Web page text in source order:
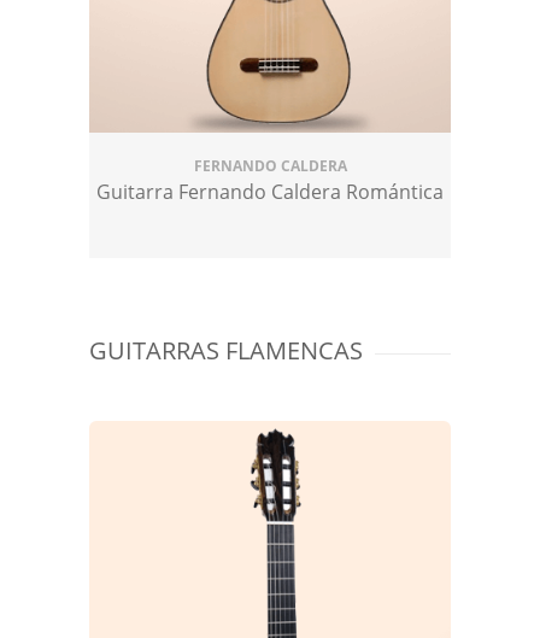
FERNANDO CALDERA
Guitarra Fernando Caldera Romántica
GUITARRAS FLAMENCAS